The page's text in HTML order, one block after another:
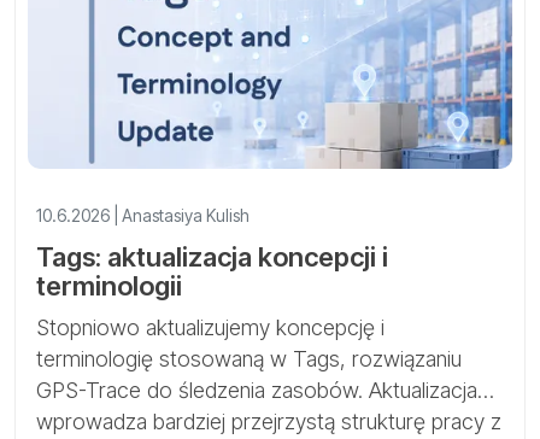
10.6.2026 | Anastasiya Kulish
Tags: aktualizacja koncepcji i
terminologii
Stopniowo aktualizujemy koncepcję i
terminologię stosowaną w Tags, rozwiązaniu
GPS-Trace do śledzenia zasobów. Aktualizacja
wprowadza bardziej przejrzystą strukturę pracy z